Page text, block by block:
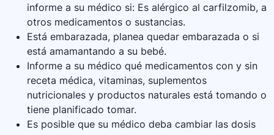
informe a su médico si: Es alérgico al carfilzomib, a
otros medicamentos o sustancias.
Está embarazada, planea quedar embarazada o si
está amamantando a su bebé.
Informe a su médico qué medicamentos con y sin
receta médica, vitaminas, suplementos
nutricionales y productos naturales está tomando o
tiene planificado tomar.
Es posible que su médico deba cambiar las dosis